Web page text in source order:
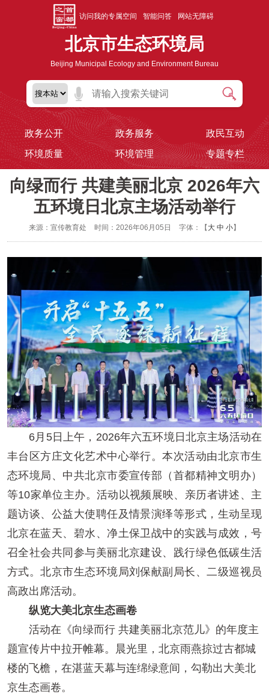
访问我的专属空间 智能问答 网站无障碍
北京市生态环境局
Beijing Municipal Ecology and Environment Bureau
政务公开 政务服务
政民互动
环境质量
环境管理 专题专栏
向绿而行 共建美丽北京 2026年六
五环境日北京主场活动举行
来源：宣传教育处 时间：2026年06月05日 字体：【 大 中 小】
6月5日上午，2026年六五环境日北京主场活动在
丰台区方庄文化艺术中心举行。本次活动由北京市生
态环境局、中共北京市委宣传部（首都精神文明办）
等10家单位主办。活动以视频展映、亲历者讲述、主
题访谈、公益大使聘任及情景演绎等形式，生动呈现
北京在蓝天、碧水、净土保卫战中的实践与成效，号
召全社会共同参与美丽北京建设、践行绿色低碳生活
方式。北京市生态环境局刘保献副局长、二级巡视员
高政出席活动。
纵览大美北京生态画卷
活动在《向绿而行 共建美丽北京范儿》的年度主
题宣传片中拉开帷幕。晨光里，北京雨燕掠过古都城
楼的飞檐，在湛蓝天幕与连绵绿意间，勾勒出大美北
京生态画卷。